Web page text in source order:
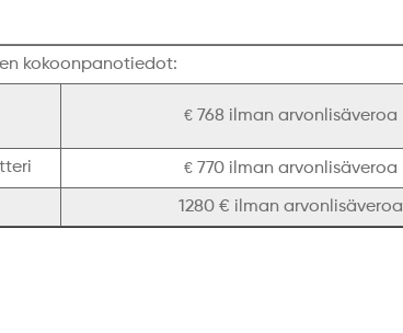
kokoonpanotiedot:
€ 768 ilman arvonlisäveroa
€ 770 ilman arvonlisäveroa
1280 € ilman arvonlisäveroa